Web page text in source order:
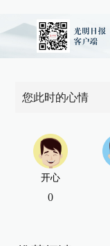
您此时的心情
开心
0